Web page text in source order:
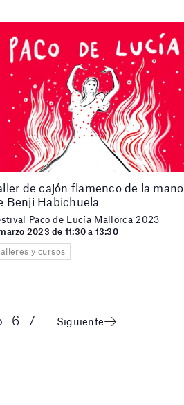
de cajón flamenco de la mano
Benji Habichuela
Paco de Lucía Mallorca 2023
2023 de 11:30 a 13:30
y cursos
6 7 Siguiente